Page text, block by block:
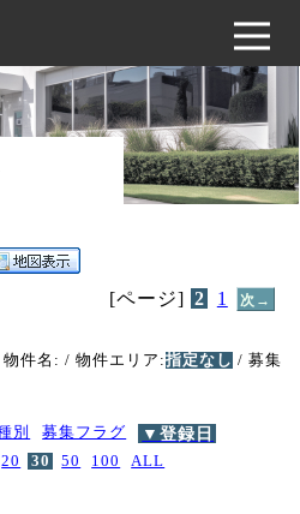
[ページ] 2 1 次→
件名: / 物件エリア:指定なし / 募集
別 募集フラグ ▼登録日
20 30 50 100 ALL